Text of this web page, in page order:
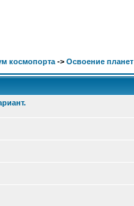
космопорта -> Освоение планет